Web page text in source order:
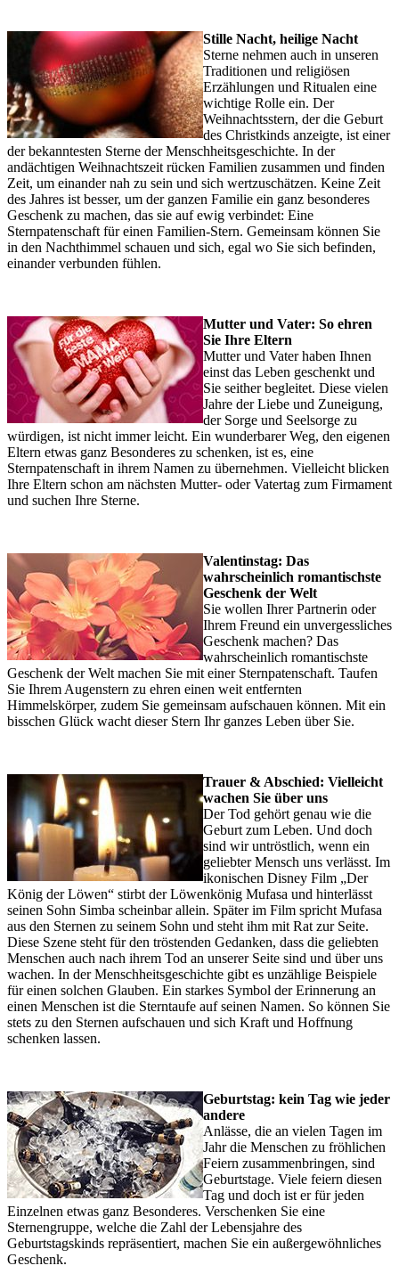
Stille Nacht, heilige Nacht
Sterne nehmen auch in unseren
Traditionen und religiösen
Erzählungen und Ritualen eine
wichtige Rolle ein. Der
Weihnachtsstern, der die Geburt
des Christkinds anzeigte, ist einer
der bekanntesten Sterne der Menschheitsgeschichte. In der
andächtigen Weihnachtszeit rücken Familien zusammen und finden
Zeit, um einander nah zu sein und sich wertzuschätzen. Keine Zeit
des Jahres ist besser, um der ganzen Familie ein ganz besonderes
Geschenk zu machen, das sie auf ewig verbindet: Eine
Sternpatenschaft für einen Familien-Stern. Gemeinsam können Sie
in den Nachthimmel schauen und sich, egal wo Sie sich befinden,
einander verbunden fühlen.
Mutter und Vater: So ehren
Sie Ihre Eltern
Mutter und Vater haben Ihnen
einst das Leben geschenkt und
Sie seither begleitet. Diese vielen
Jahre der Liebe und Zuneigung,
der Sorge und Seelsorge zu
würdigen, ist nicht immer leicht. Ein wunderbarer Weg, den eigenen
Eltern etwas ganz Besonderes zu schenken, ist es, eine
Sternpatenschaft in ihrem Namen zu übernehmen. Vielleicht blicken
Ihre Eltern schon am nächsten Mutter- oder Vatertag zum Firmament
und suchen Ihre Sterne.
Valentinstag: Das
wahrscheinlich romantischste
Geschenk der Welt
Sie wollen Ihrer Partnerin oder
Ihrem Freund ein unvergessliches
Geschenk machen? Das
wahrscheinlich romantischste
Geschenk der Welt machen Sie mit einer Sternpatenschaft. Taufen
Sie Ihrem Augenstern zu ehren einen weit entfernten
Himmelskörper, zudem Sie gemeinsam aufschauen können. Mit ein
bisschen Glück wacht dieser Stern Ihr ganzes Leben über Sie.
Trauer & Abschied: Vielleicht
wachen Sie über uns
Der Tod gehört genau wie die
Geburt zum Leben. Und doch
sind wir untröstlich, wenn ein
geliebter Mensch uns verlässt. Im
ikonischen Disney Film „Der
König der Löwen“ stirbt der Löwenkönig Mufasa und hinterlässt
seinen Sohn Simba scheinbar allein. Später im Film spricht Mufasa
aus den Sternen zu seinem Sohn und steht ihm mit Rat zur Seite.
Diese Szene steht für den tröstenden Gedanken, dass die geliebten
Menschen auch nach ihrem Tod an unserer Seite sind und über uns
wachen. In der Menschheitsgeschichte gibt es unzählige Beispiele
für einen solchen Glauben. Ein starkes Symbol der Erinnerung an
einen Menschen ist die Sterntaufe auf seinen Namen. So können Sie
stets zu den Sternen aufschauen und sich Kraft und Hoffnung
schenken lassen.
Geburtstag: kein Tag wie jeder
andere
Anlässe, die an vielen Tagen im
Jahr die Menschen zu fröhlichen
Feiern zusammenbringen, sind
Geburtstage. Viele feiern diesen
Tag und doch ist er für jeden
Einzelnen etwas ganz Besonderes. Verschenken Sie eine
Sternengruppe, welche die Zahl der Lebensjahre des
Geburtstagskinds repräsentiert, machen Sie ein außergewöhnliches
Geschenk.